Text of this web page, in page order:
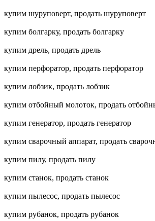
купим шуруповерт, продать шуруповерт
купим болгарку, продать болгарку
купим дрель, продать дрель
купим перфоратор, продать перфоратор
купим лобзик, продать лобзик
купим отбойный молоток, продать
купим генератор, продать генератор
купим сварочный аппарат, продать
купим пилу, продать пилу
купим станок, продать станок
купим пылесос, продать пылесос
купим рубанок, продать рубанок